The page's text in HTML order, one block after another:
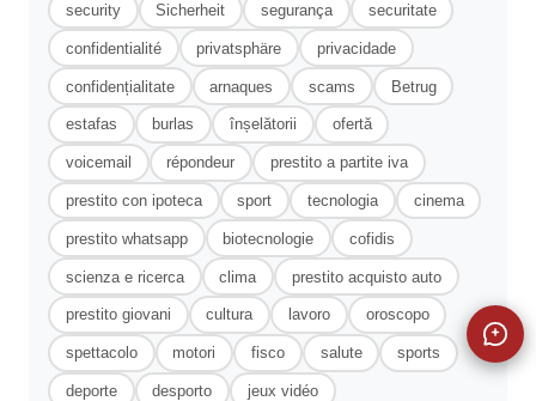
security Sicherheit segurança securitate
confidentialité privatsphäre privacidade
confidențialitate arnaques scams Betrug
estafas burlas înșelătorii ofertă
voicemail répondeur prestito a partite iva
prestito con ipoteca sport tecnologia cinema
prestito whatsapp biotecnologie cofidis
scienza e ricerca clima prestito acquisto auto
prestito giovani cultura lavoro oroscopo
spettacolo motori fisco salute sports
deporte desporto jeux vidéo